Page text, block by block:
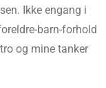
Ikke engang i
barn-forhold
og mine tanker